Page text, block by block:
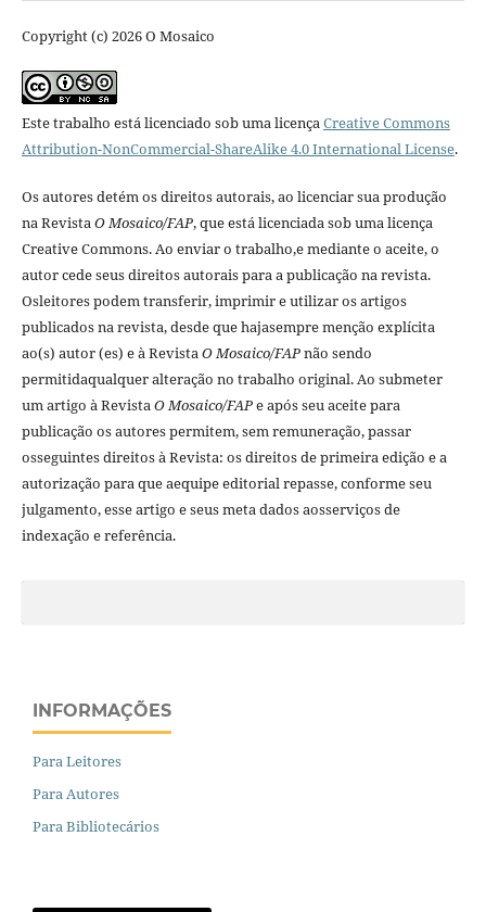
Copyright (c) 2026 O Mosaico
Este trabalho está licenciado sob uma licençaCreative Commons
Attribution-NonCommercial-ShareAlike 4.0 International License.
Os autores detém os direitos autorais, ao licenciar sua produção
na RevistaO Mosaico/FAP, que está licenciada sob uma licença
Creative Commons. Ao enviar o trabalho,e mediante o aceite, o
autor cede seus direitos autorais para a publicação na revista.
Osleitores podem transferir, imprimir e utilizar os artigos
publicados na revista, desde que hajasempre menção explí­cita
ao(s) autor (es) e à RevistaO Mosaico/FAPnão sendo
permitidaqualquer alteração no trabalho original. Ao submeter
um artigo à RevistaO Mosaico/FAPe após seu aceite para
publicação os autores permitem, sem remuneração, passar
osseguintes direitos à Revista: os direitos de primeira edição e a
autorização para que aequipe editorial repasse, conforme seu
julgamento, esse artigo e seus meta dados aosserviços de
indexação e referência.
INFORMAÇÕES
Para Leitores
Para Autores
Para Bibliotecários